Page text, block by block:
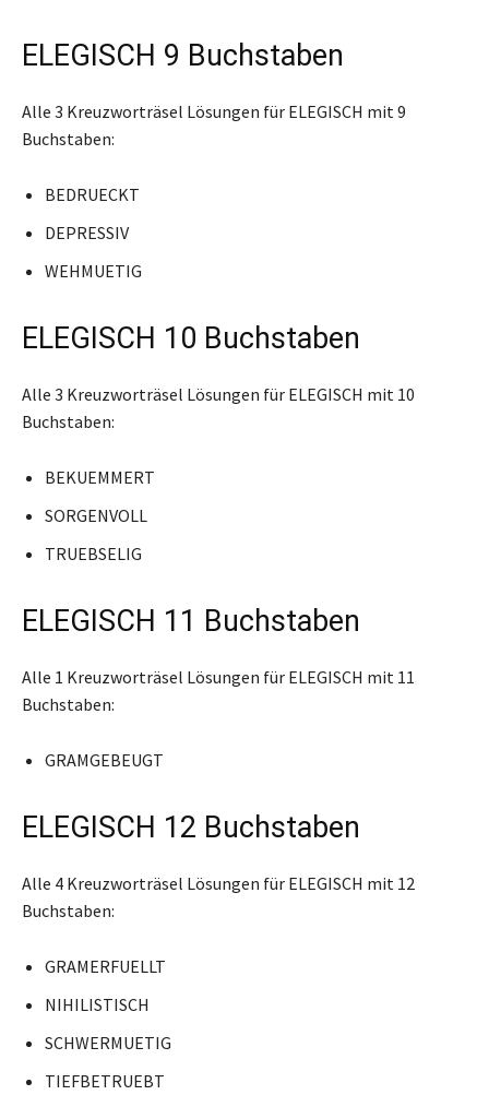
ELEGISCH 9 Buchstaben
Alle 3 Kreuzworträsel Lösungen für ELEGISCH mit 9
Buchstaben:
BEDRUECKT
DEPRESSIV
WEHMUETIG
ELEGISCH 10 Buchstaben
Alle 3 Kreuzworträsel Lösungen für ELEGISCH mit 10
Buchstaben:
BEKUEMMERT
SORGENVOLL
TRUEBSELIG
ELEGISCH 11 Buchstaben
Alle 1 Kreuzworträsel Lösungen für ELEGISCH mit 11
Buchstaben:
GRAMGEBEUGT
ELEGISCH 12 Buchstaben
Alle 4 Kreuzworträsel Lösungen für ELEGISCH mit 12
Buchstaben:
GRAMERFUELLT
NIHILISTISCH
SCHWERMUETIG
TIEFBETRUEBT